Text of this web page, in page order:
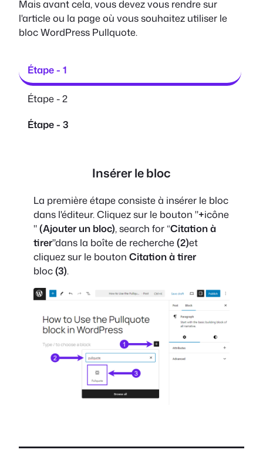
Mais avant cela, vous devez vous rendre sur
l'article ou la page où vous souhaitez utiliser le
bloc WordPress Pullquote.
Étape - 1
Étape - 2
Étape - 3
Insérer le bloc
La première étape consiste à insérer le bloc
dans l'éditeur. Cliquez sur le bouton "+icône
"(Ajouter un bloc), search for “Citation à
tirer"dans la boîte de recherche(2)et
cliquez sur le bouton Citation à tirer
bloc(3).